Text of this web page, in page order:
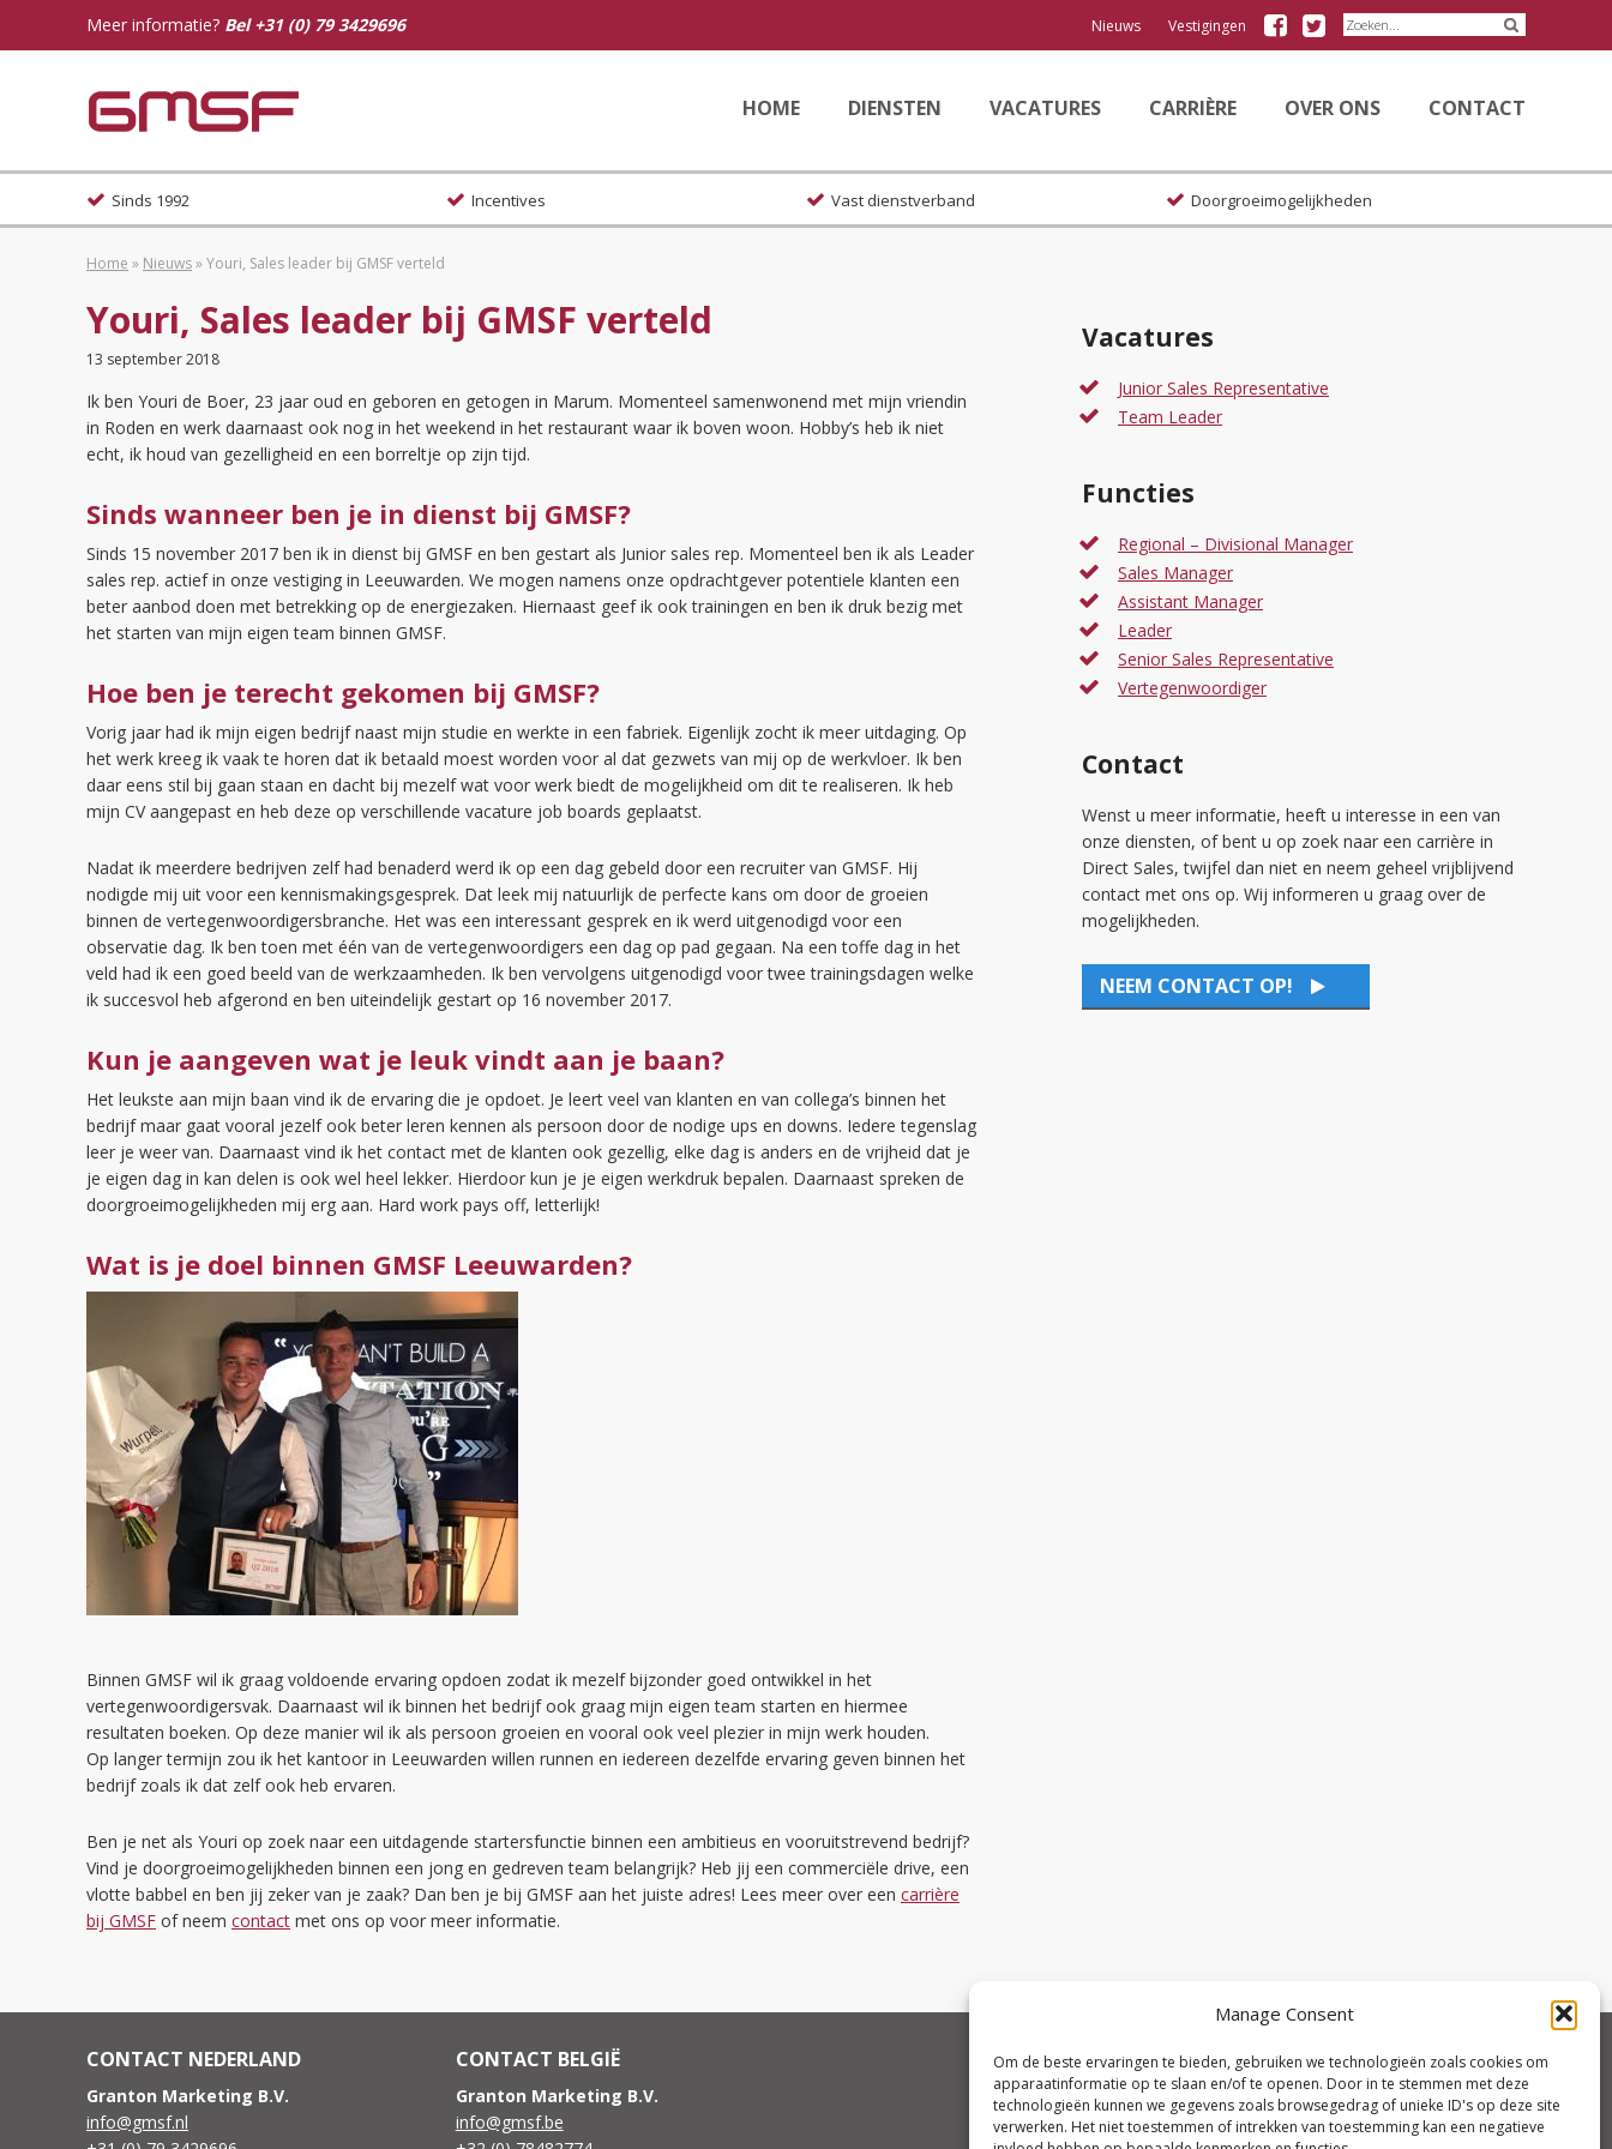
Manage Consent
Om de beste ervaringen te bieden, gebruiken we technologieën zoals cookies om
apparaatinformatie op te slaan en/of te openen. Door in te stemmen met deze
technologieën kunnen we gegevens zoals browsegedrag of unieke ID's op deze site
verwerken. Het niet toestemmen of intrekken van toestemming kan een negatieve
Meer informatie? Bel+31 (0) 79 3429696 Volg
Granton
Volg
Granton
Nieuws Vestigingen
HOME DIENSTEN VACATURES CARRIÈRE OVER ONS CONTACT
Sinds 1992 Incentives Vast dienstverband Doorgroeimogelijkheden
Home » Nieuws»Youri, Sales leader bij GMSF verteld
Youri, Sales leader bij GMSF verteld
13 september 2018
Ik ben Youri de Boer, 23 jaar oud en geboren en getogen in Marum. Momenteel samenwonend met mijn vriendin
in Roden en werk daarnaast ook nog in het weekend in het restaurant waar ik boven woon. Hobby’s heb ik niet
echt, ik houd van gezelligheid en een borreltje op zijn tijd.
Sinds wanneer ben je in dienst bij GMSF?
Sinds 15 november 2017 ben ik in dienst bij GMSF en ben gestart als Junior sales rep. Momenteel ben ik als Leader
sales rep. actief in onze vestiging in Leeuwarden. We mogen namens onze opdrachtgever potentiele klanten een
beter aanbod doen met betrekking op de energiezaken. Hiernaast geef ik ook trainingen en ben ik druk bezig met
het starten van mijn eigen team binnen GMSF.
Hoe ben je terecht gekomen bij GMSF?
Vorig jaar had ik mijn eigen bedrijf naast mijn studie en werkte in een fabriek. Eigenlijk zocht ik meer uitdaging. Op
het werk kreeg ik vaak te horen dat ik betaald moest worden voor al dat gezwets van mij op de werkvloer. Ik ben
daar eens stil bij gaan staan en dacht bij mezelf wat voor werk biedt de mogelijkheid om dit te realiseren. Ik heb
mijn CV aangepast en heb deze op verschillende vacature job boards geplaatst.
Nadat ik meerdere bedrijven zelf had benaderd werd ik op een dag gebeld door een recruiter van GMSF. Hij
nodigde mij uit voor een kennismakingsgesprek. Dat leek mij natuurlijk de perfecte kans om door de groeien
binnen de vertegenwoordigersbranche. Het was een interessant gesprek en ik werd uitgenodigd voor een
observatie dag. Ik ben toen met één van de vertegenwoordigers een dag op pad gegaan. Na een toffe dag in het
veld had ik een goed beeld van de werkzaamheden. Ik ben vervolgens uitgenodigd voor twee trainingsdagen welke
ik succesvol heb afgerond en ben uiteindelijk gestart op 16 november 2017.
Kun je aangeven wat je leuk vindt aan je baan?
Het leukste aan mijn baan vind ik de ervaring die je opdoet. Je leert veel van klanten en van collega’s binnen het
bedrijf maar gaat vooral jezelf ook beter leren kennen als persoon door de nodige ups en downs. Iedere tegenslag
leer je weer van. Daarnaast vind ik het contact met de klanten ook gezellig, elke dag is anders en de vrijheid dat je
je eigen dag in kan delen is ook wel heel lekker. Hierdoor kun je je eigen werkdruk bepalen. Daarnaast spreken de
doorgroeimogelijkheden mij erg aan. Hard work pays off, letterlijk!
Wat is je doel binnen GMSF Leeuwarden?
Binnen GMSF wil ik graag voldoende ervaring opdoen zodat ik mezelf bijzonder goed ontwikkel in het
vertegenwoordigersvak. Daarnaast wil ik binnen het bedrijf ook graag mijn eigen team starten en hiermee
resultaten boeken. Op deze manier wil ik als persoon groeien en vooral ook veel plezier in mijn werk houden.
Op langer termijn zou ik het kantoor in Leeuwarden willen runnen en iedereen dezelfde ervaring geven binnen het
bedrijf zoals ik dat zelf ook heb ervaren.
Ben je net als Youri op zoek naar een uitdagende startersfunctie binnen een ambitieus en vooruitstrevend bedrijf?
Vind je doorgroeimogelijkheden binnen een jong en gedreven team belangrijk? Heb jij een commerciële drive, een
vlotte babbel en ben jij zeker van je zaak? Dan ben je bij GMSF aan het juiste adres! Lees meer over een carrière
bij GMSF of neem contact met ons op voor meer informatie.
Vacatures
Junior Sales Representative
Team Leader
Functies
Regional – Divisional Manager
Sales Manager
Assistant Manager
Leader
Senior Sales Representative
Vertegenwoordiger
Contact
Wenst u meer informatie, heeft u interesse in een van
onze diensten, of bent u op zoek naar een carrière in
Direct Sales, twijfel dan niet en neem geheel vrijblijvend
contact met ons op. Wij informeren u graag over de
mogelijkheden.
NEEM CONTACT OP!
CONTACT NEDERLAND
Granton Marketing B.V.
info@gmsf.nl
CONTACT BELGIË
Granton Marketing B.V.
info@gmsf.be